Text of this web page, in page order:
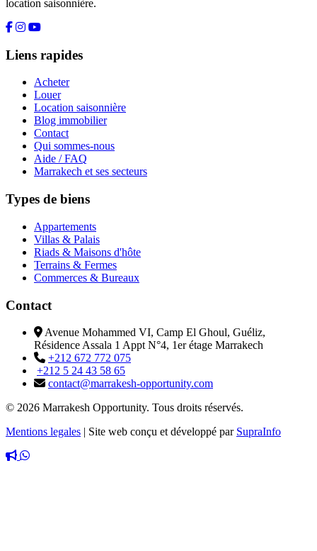
location saisonnière.
Liens rapides
Acheter
Louer
Location saisonnière
Blog immobilier
Contact
Qui sommes-nous
Aide / FAQ
Marrakech et ses secteurs
Types de biens
Appartements
Villas & Palais
Riads & Maisons d'hôte
Terrains & Fermes
Commerces & Bureaux
Contact
Avenue Mohammed VI, Camp El Ghoul, Guéliz,
Résidence Assala 1 Appt N°4, 1er étage Marrakech
+212 672 772 075
+212 5 24 43 58 65
contact@marrakesh-opportunity.com
© 2026 Marrakesh Opportunity. Tous droits réservés.
Mentions legales | Site web conçu et développé par SupraInfo